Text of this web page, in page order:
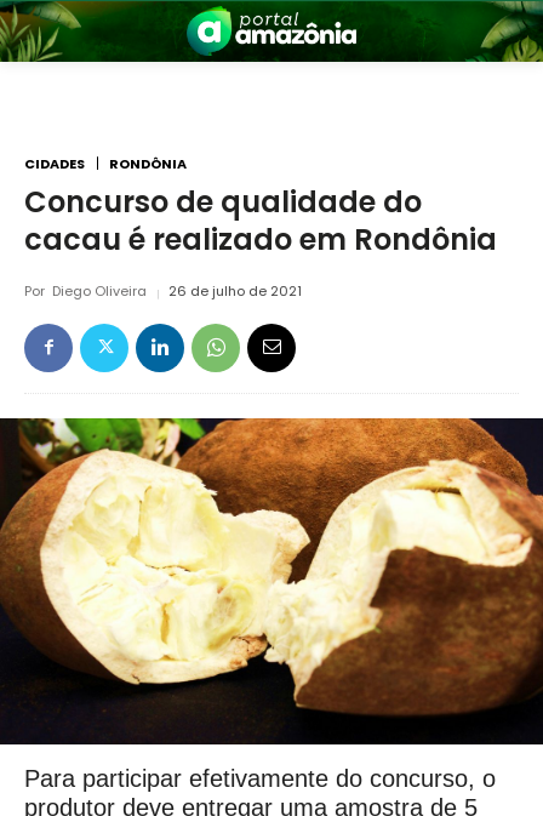
Amazônia
CIDADES RONDÔNIA
Concurso de qualidade do
cacau é realizado em Rondônia
Por Diego Oliveira 26 de julho de 2021
Para participar efetivamente do concurso, o
produtor deve entregar uma amostra de 5